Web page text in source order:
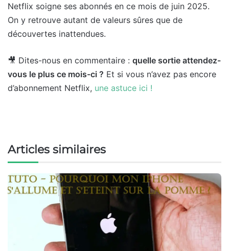
Netflix soigne ses abonnés en ce mois de juin 2025.
On y retrouve autant de valeurs sûres que de
découvertes inattendues.
🎥 Dites-nous en commentaire : quelle sortie attendez-
vous le plus ce mois-ci ? Et si vous n’avez pas encore
d’abonnement Netflix, une astuce ici !
Articles similaires